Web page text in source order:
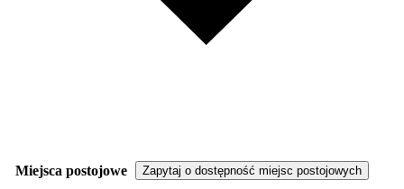
Miejsca postojowe Zapytaj o dostępność miejsc postojowych